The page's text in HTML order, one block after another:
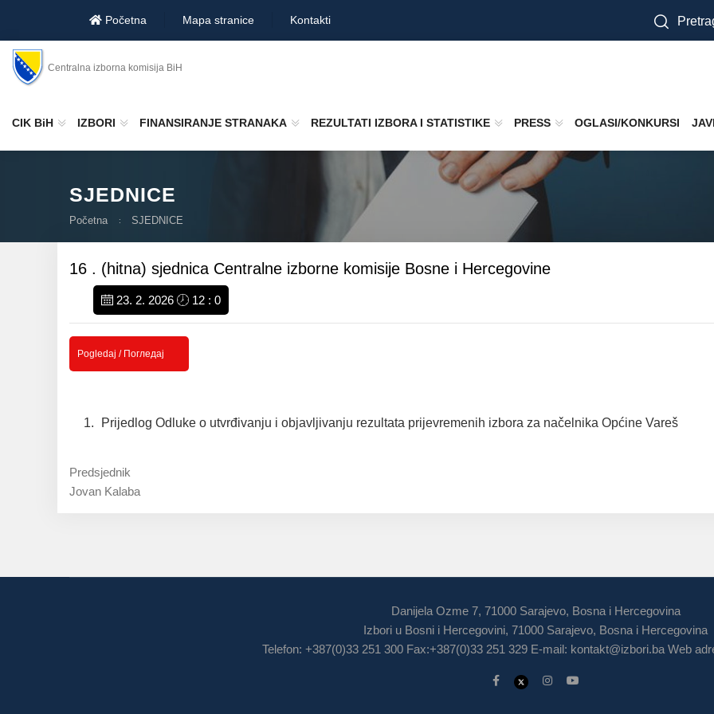
Početna Mapa stranice Kontakti
Centralna izborna komisija BiH
CIK BiH IZBORI FINANSIRANJE STRANAKA REZULTATI IZBORA I STATISTIKE PRESS OGLASI/KONKURSI
SJEDNICE
Početna SJEDNICE
16 . (hitna) sjednica Centralne izborne komisije Bosne i Hercegovine
23. 2. 2026 12 : 0
Pogledaj / Погледај
Prijedlog Odluke o utvrđivanju i objavljivanju rezultata prijevremenih izbora za načelnika Općine Vareš
Predsjednik
Jovan Kalaba
Danijela Ozme 7, 71000 Sarajevo, Bosna i Hercegovina
Izbori u Bosni i Hercegovini, 71000 Sarajevo, Bosna i Hercegovina
Telefon: +387(0)33 251 300 Fax:+387(0)33 251 329 E-mail: kontakt@izbori.baWeb